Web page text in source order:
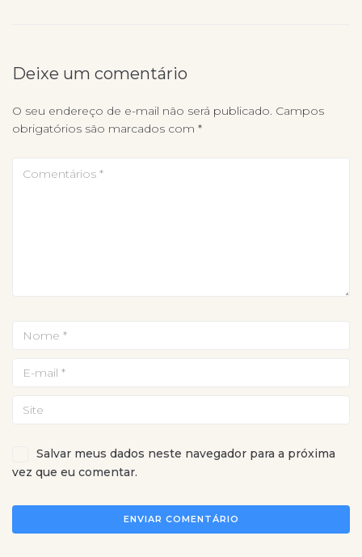
Deixe um comentário
O seu endereço de e-mail não será publicado. Campos
obrigatórios são marcados com *
Salvar meus dados neste navegador para a próxima
vez que eu comentar.